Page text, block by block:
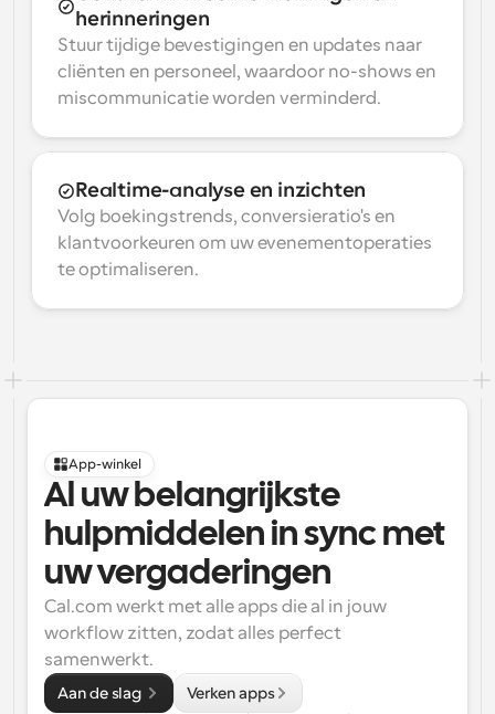
herinneringen
Stuur tijdige bevestigingen en updates naar
cliënten en personeel, waardoor no-shows en
miscommunicatie worden verminderd.
Realtime-analyse en inzichten
Volg boekingstrends, conversieratio's en
klantvoorkeuren om uw evenementoperaties
te optimaliseren.
App-winkel
Al uw belangrijkste
hulpmiddelen in sync met
uw vergaderingen
Cal.com werkt met alle apps die al in jouw
workflow zitten, zodat alles perfect
samenwerkt.
Aan de slag Verken apps